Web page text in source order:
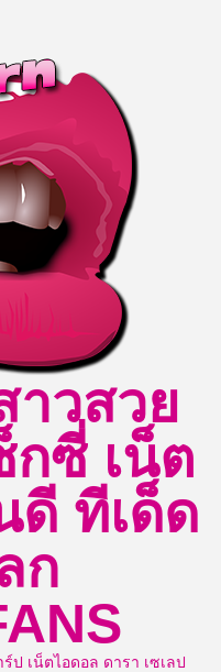
าวสวย
กซี่ เน็ต
ดี ทีเด็ด
ก
ป เน็ตไอดอล ดารา เซเลป